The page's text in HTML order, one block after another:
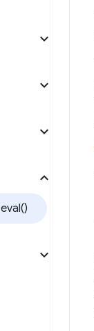
eval()